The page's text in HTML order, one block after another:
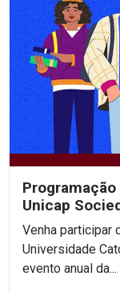
Unicap
Venha participar
Universidade
evento anual da...